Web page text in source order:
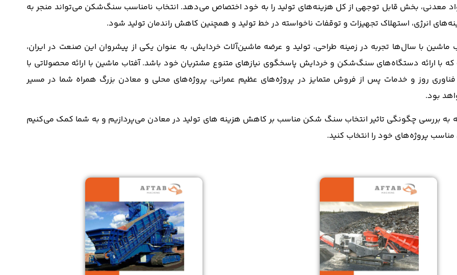
معدنی، بخش قابل توجهی از کل هزینه‌های تولید را به خود اختصاص می‌دهد. انتخاب نامناسب سنگ‌شکن می‌تواند منجر به
انرژی، استهلاک تجهیزات و توقفات ناخواسته در خط تولید و همچنین کاهش راندمان تولید شود.
ماشین با سال‌ها تجربه در زمینه طراحی، تولید و عرضه ماشین‌آلات خردایش، به عنوان یکی از پیشروان این صنعت در ایران،
با ارائه دستگاه‌های سنگ‌شکن و خردایش پاسخگوی نیازهای متنوع مشتریان خود باشد. آفتاب ماشین با ارائه محصولاتی با
فناوری روز و خدمات پس از فروش متمایز در پروژه‌های عظیم عمرانی، پروژه‌های محلی و معادن بزرگ همراه شما در مسیر
بود.
به بررسی چگونگی تاثیر انتخاب سنگ شکن مناسب بر کاهش هزینه های تولید در معادن می‌پردازیم و به شما کمک می‌کنیم
پروژه‌های خود را انتخاب کنید.